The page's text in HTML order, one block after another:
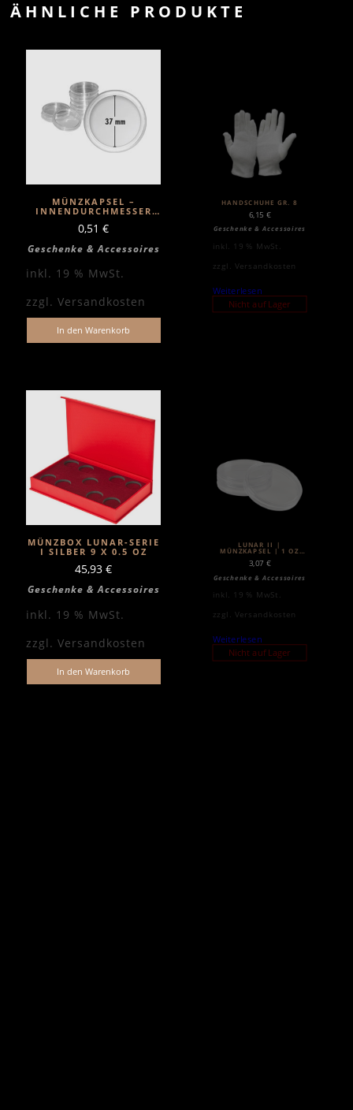
ÄHNLICHE PRODUKTE
MÜNZKAPSEL –
INNENDURCHMESSER
0,51 €
Geschenke & Accessoires
inkl. 19 % MwSt.
zzgl. Versandkosten
In den Warenkorb
HANDSCHUHE GR. 8
6,15 €
Geschenke & Accessoires
inkl. 19 % MwSt.
zzgl. Versandkosten
Weiterlesen
Nicht auf Lager
MÜNZBOX LUNAR-SERIE
I SILBER 9 X 0.5 OZ
45,93 €
Geschenke & Accessoires
inkl. 19 % MwSt.
zzgl. Versandkosten
In den Warenkorb
LUNAR II |
MÜNZKAPSEL | 1 OZ
3,07 €
Geschenke & Accessoires
inkl. 19 % MwSt.
zzgl. Versandkosten
Weiterlesen
Nicht auf Lager